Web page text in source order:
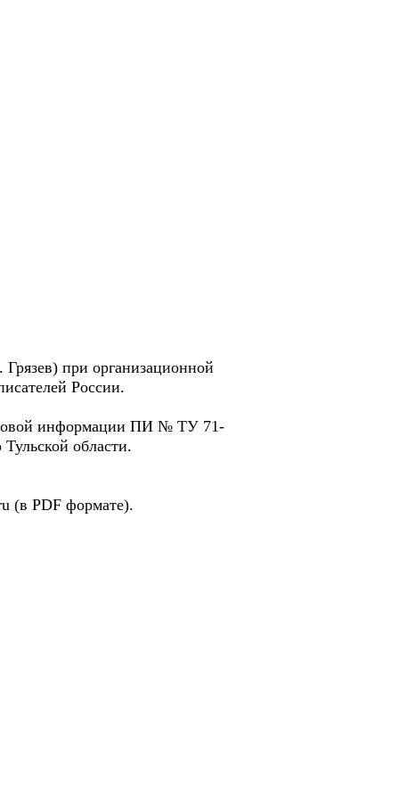
при организационной
России.
информации ПИ № ТУ 71-
области.
(в PDF формате).